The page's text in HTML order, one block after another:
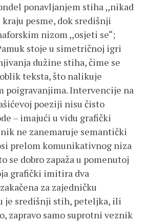
ponavljanjem stiha ,,nikad
kraju pesme, dok središnji
nizom ,,osjeti se“;
stoje u simetričnoj igri
dužine stiha, čime se
teksta, što nalikuje
poigravanjima. Intervencije na
poeziji nisu čisto
– imajući u vidu grafički
ne zanemaruje semantički
prelom komunikativnog niza
se dobro zapaža u pomenutoj
grafički imitira dva
za zajedničku
je središnji stih, peteljka, ili
zapravo samo suprotni veznik